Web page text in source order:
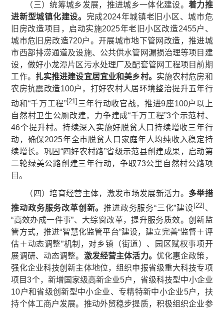
（三）统筹城乡发展，推进城乡一体化建设。 着力推
进新型城镇化建设。 完成2024年城镇老旧小区、城市危
旧房改造项目，启动实施2025年老旧小区改造2455户、
城市危旧房改造720户。开展城市地下管网改造，推进城
市西部排涝通道及设施、公共供水管网漏损治理等项目建
设，做好小龙潭片区污水处理厂及配套管网工程项目前期
工作。 扎实推进建设宜居宜业和美乡村。 实施农村危房和
农房抗震改造100户，打好农村人居环境整治提升五年行
动和“千万工程”[21] 三年行动收官战，推进9座100户以上
自然村卫生公厕改建，力争建成“千万工程”3个示范村、
46个提升村。持续深入实施好脱贫人口持续增收三年行
动，确保2025年全市脱贫人口家庭年人均纯收入稳定持
续增长。巩固“四好农村路”省级示范县创建成果，启动第
二轮绿美公路创建三年行动，争取73公里自然村公路项
目。
（四）培育经营主体，激发市场发展新活力。 多举措
推动政务服务改革创新。推进政务服务“三化”建设[22] 、
“高效办成一件事”、大综窗改革，提升服务质效。创新监
管方式，推进“智慧化监管平台”建设，建立完善“监督＋评
估＋动态调整”机制，对乡镇（街道）、园区赋权事项开
展调研、动态调整。 激发经营主体活力。 优化惠企政策，
强化企业科技创新主体地位，组织申报省级重大科技专项
项目3个，新增国家级高新企业5户，省级科技型中小企业
10户和省级创新型中小企业、专精特新中小企业5户，扶
持个体工商户发展。推动外贸稳步提质，积极组织企业参